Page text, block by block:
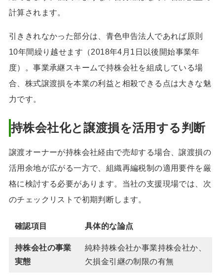
計算されます。
引ききれなかった部分は、青色申告法人であれば原則
10年間繰り越せます（2018年4月1日以後開始事業年
度）。事業承継スキームで持株会社を組成している場
合、株式譲渡損を本業の利益と相殺できる点は大きな魅
力です。
持株会社化と譲渡損を活用する判断
譲渡オーナーが持株会社経由で売却する場合、譲渡損の
活用余地が広がる一方で、組織再編税制の適用要件を厳
格に検討する必要があります。当社の支援現場では、次
のチェックリストで初期判断します。
確認項目 具体的な論点
持株会社の事業
実態
純粋持株会社か事業持株会社か、
欠損金引継の制限の有無